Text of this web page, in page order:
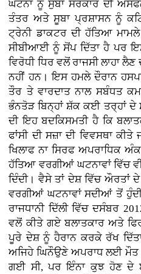
ਘਟਨਾ ਨੂੰ ਸੁਬਾ ਸਰਕਾਰ ਦੀ
ਤੰਤਰ ਅਤੇ ਸੂਬਾ ਪ੍ਰਸ਼ਾਸਨ ਨੂੰ
ਟ੍ਰੇਨੀ ਡਾਕਟਰ ਦੀ ਹੱਤਿਆ
ਸੀਬੀਆਈ ਨੂੰ ਸੋਂਪ ਦਿੱਤਾ ਹੈ ਪਰ
ਵਿਰੋਧੀ ਧਿਰ ਵਲੋਂ ਰਾਜਸੀ ਲਾਹਾ
ਨਹੀਂ ਹਨ। ਇਸ ਹਮਲੇ ਦੌਰਾਨ
ਤੌਰ ਤੇ ਵਾਰਦਾਤ ਨਾਲ ਸਬੰਧਤ
ਭੰਨਤੋੜ ਬਿਨ੍ਹਾਂ ਸ਼ੱਕ ਕਈ ਤਰ੍ਹਾਂ ਦੇ
ਦੀ ਇਹ ਬਦਕਿਸਮਤੀ ਹੈ ਕਿ
ਫਾਂਸੀ ਦੀ ਸਜ਼ਾ ਦੀ ਵਿਵਸਥਾ
ਖਿਲਾਫ ਨਾ ਸਿਰਫ ਅਪਰਾਧਿਕ
ਹੱਤਿਆ ਵਰਗੀਆਂ ਘਟਨਾਵਾਂ ਵਿੱਚ
ਦਿੰਦੀ। ਵੈਸੇ ਤਾਂ ਦੇਸ਼ ਵਿੱਚ ਔਰਤਾਂ
ਵਰਗੀਆਂ ਘਟਨਾਵਾਂ ਸਦੀਆਂ ਤੋਂ
ਰਾਜਧਾਨੀ ਦਿੱਲੀ ਵਿੱਚ ਦਸੰਬਰ
ਵਲੋਂ ਕੀਤੇ ਗਏ ਬਲਾਤਕਾਰ ਅਤੇ
ਪੂਰੇ ਦੇਸ਼ ਨੂੰ ਹੈਰਾਨ ਕਰਕੇ ਰੱਖ
ਅਜਿਹੇ ਘਿਨੌਉਣੇ ਅਪਰਾਧ ਲਈ ਮੌਤ
ਗਈ ਸੀ, ਪਰ ਇੰਨਾ ਕੁਝ ਹੋਣ ਦੇ